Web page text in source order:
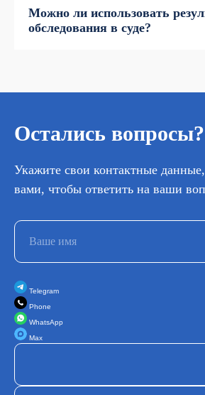
Можно ли использовать
обследования в суде?
Остались вопросы?
Укажите свои контактные
вами, чтобы ответить на ваши
Telegram
Phone
WhatsApp
Max